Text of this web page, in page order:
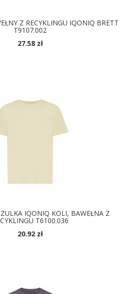
Z RECYKLINGU IQONIQ BRETT
T9107.002
27.58 zł
IQONIQ KOLI, BAWEŁNA Z
T6100.036
20.92 zł